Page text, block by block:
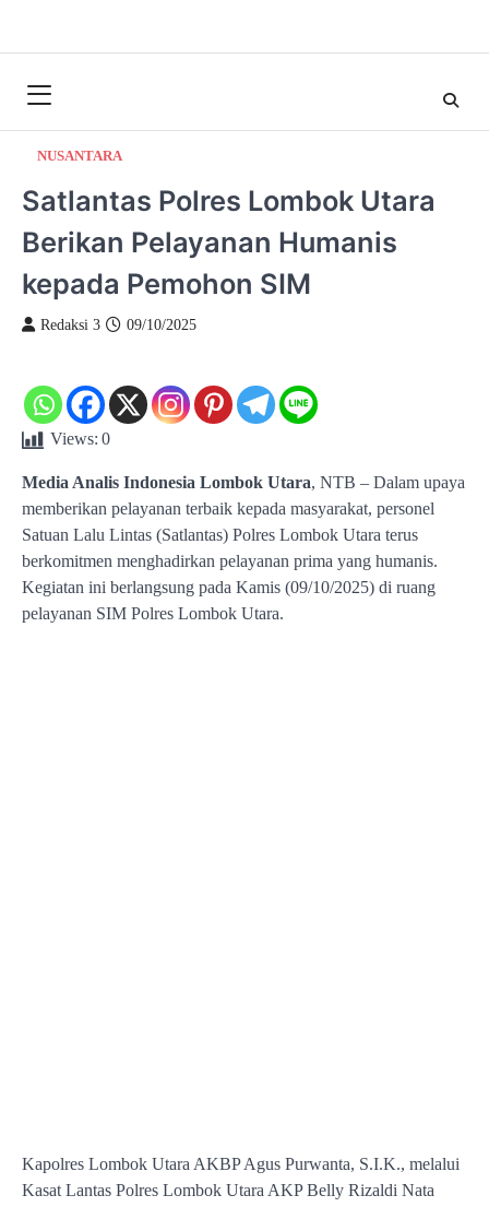
NUSANTARA
Satlantas Polres Lombok Utara
Berikan Pelayanan Humanis
kepada Pemohon SIM
Redaksi 3 09/10/2025
Views: 0
Media Analis Indonesia Lombok Utara, NTB – Dalam upaya
memberikan pelayanan terbaik kepada masyarakat, personel
Satuan Lalu Lintas (Satlantas) Polres Lombok Utara terus
berkomitmen menghadirkan pelayanan prima yang humanis.
Kegiatan ini berlangsung pada Kamis (09/10/2025) di ruang
pelayanan SIM Polres Lombok Utara.
Kapolres Lombok Utara AKBP Agus Purwanta, S.I.K., melalui
Kasat Lantas Polres Lombok Utara AKP Belly Rizaldi Nata